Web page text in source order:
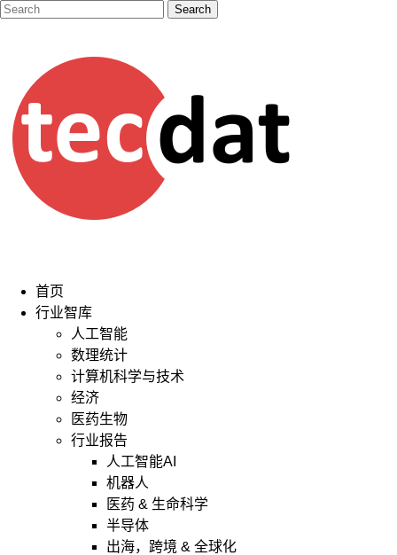
首页
行业智库
人工智能
数理统计
计算机科学与技术
经济
医药生物
行业报告
人工智能AI
机器人
医药 & 生命科学
半导体
出海，跨境 & 全球化